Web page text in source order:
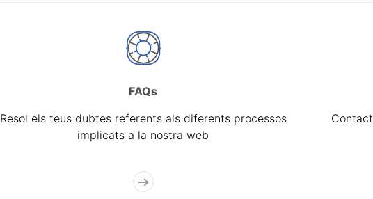
FAQs
Resol els teus dubtes referents als diferents processos
implicats a la nostra web